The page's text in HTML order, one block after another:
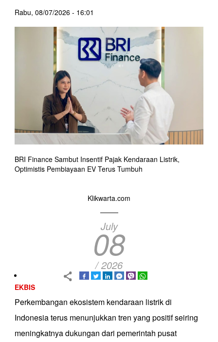
Rabu, 08/07/2026 - 16:01
BRI Finance Sambut Insentif Pajak Kendaraan Listrik,
Optimistis Pembiayaan EV Terus Tumbuh
Klikwarta.com
July
08
/ 2026
EKBIS
Perkembangan ekosistem kendaraan listrik di
Indonesia terus menunjukkan tren yang positif seiring
meningkatnya dukungan dari pemerintah pusat